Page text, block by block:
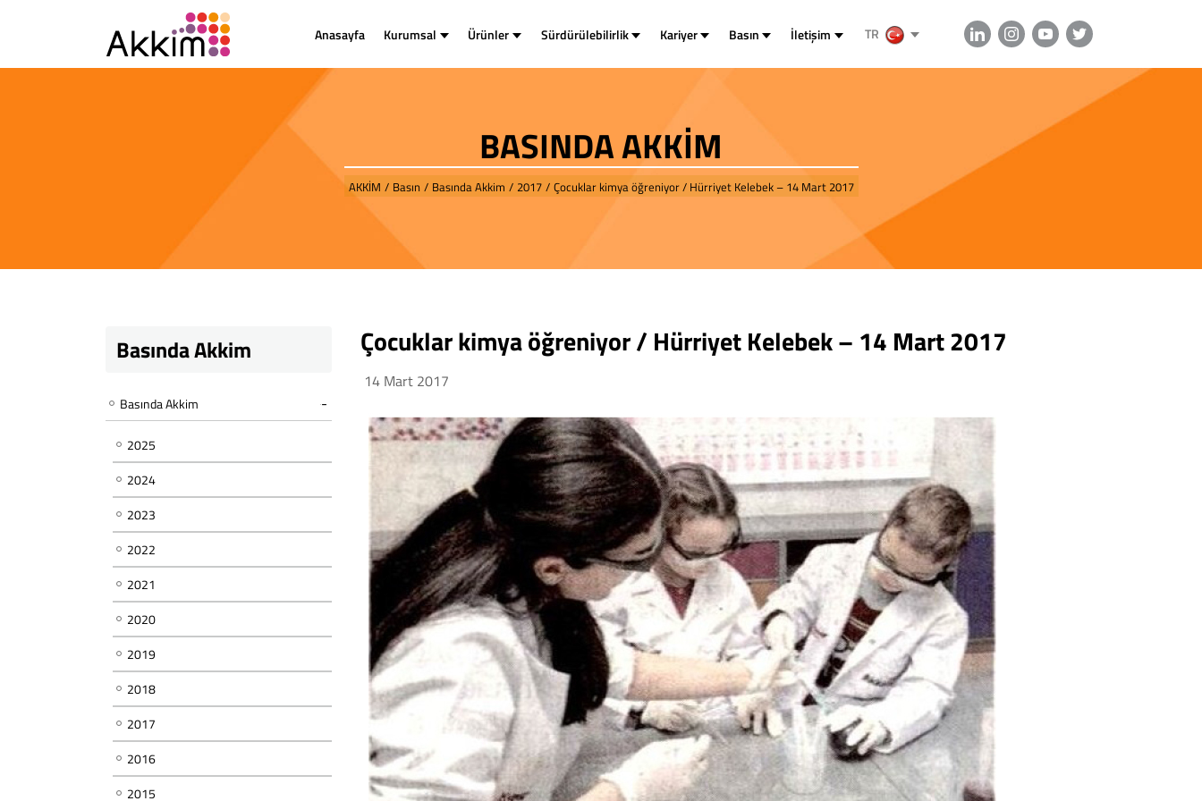
Anasayfa Kurumsal Ürünler Sürdürülebilirlik Kariyer Basın İletişim TR
BASINDA AKKİM
AKKİM / Basın / Basında Akkim / 2017 / Çocuklar kimya öğreniyor / Hürriyet Kelebek – 14 Mart 2017
Basında Akkim
Basında Akkim
2025
2024
2023
2022
2021
2020
2019
2018
2017
2016
2015
Çocuklar kimya öğreniyor / Hürriyet Kelebek – 14 Mart 2017
14 Mart 2017